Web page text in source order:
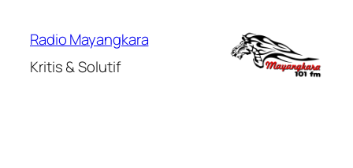
Radio Mayangkara
Kritis & Solutif